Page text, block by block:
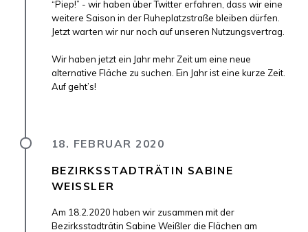
“Piep!” - wir haben über Twitter erfahren, dass wir eine
weitere Saison in der Ruheplatzstraße bleiben dürfen.
Jetzt warten wir nur noch auf unseren Nutzungsvertrag.
Wir haben jetzt ein Jahr mehr Zeit um eine neue
alternative Fläche zu suchen. Ein Jahr ist eine kurze Zeit.
Auf geht’s!
18. FEBRUAR 2020
BEZIRKSSTADTRÄTIN SABINE
WEISSLER
Am 18.2.2020 haben wir zusammen mit der
Bezirksstadträtin Sabine Weißler die Flächen am